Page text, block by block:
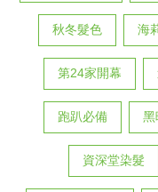
秋冬髮色 海
第24家開幕
跑趴必備 黑
資深堂染髮